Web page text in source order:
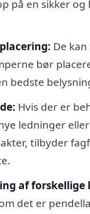
på en sikker og
De
bør
bedste
Hvis der er
ledninger
tilbyder
af forskellige
det er